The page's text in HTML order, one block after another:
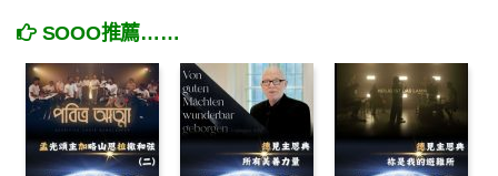
SOOO推薦……